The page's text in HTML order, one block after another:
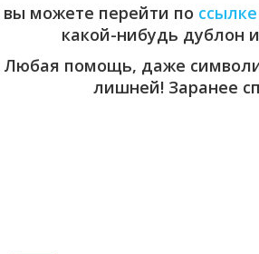
вы можете перейти по ссылке
какой-нибудь дублон
Любая помощь, даже
лишней! Заранее